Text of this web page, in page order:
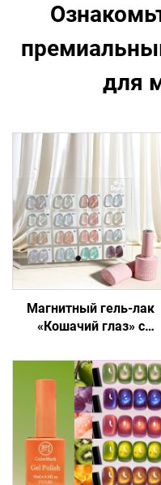
для
Магнитный гель-лак
«Кошачий глаз» с
блеском